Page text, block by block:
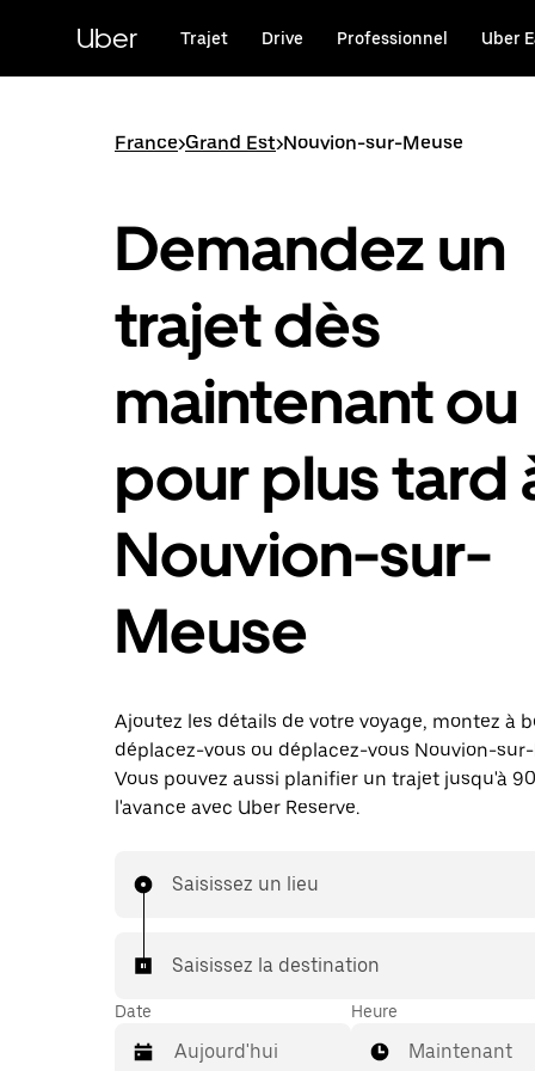
principal
Uber Trajet Drive Professionnel Uber
France>Grand Est>Nouvion-sur-Meuse
Demandez un
trajet dès
maintenant ou
pour plus tard
Nouvion-sur-
Meuse
Ajoutez les détails de votre voyage, montez à
déplacez-vous ou déplacez-vous Nouvion-
Vous pouvez aussi planifier un trajet jusqu'à
l'avance avec Uber Reserve.
Saisissez un lieu
Saisissez la destination
Date Heure
Maintenant